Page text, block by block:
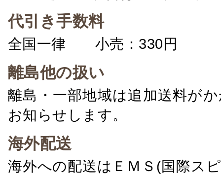
代引き手数料
全国一律 小売：330円 卸
離島他の扱い
離島・一部地域は追加送料が
お知らせします。
海外配送
海外への配送はＥＭＳ(国際ス